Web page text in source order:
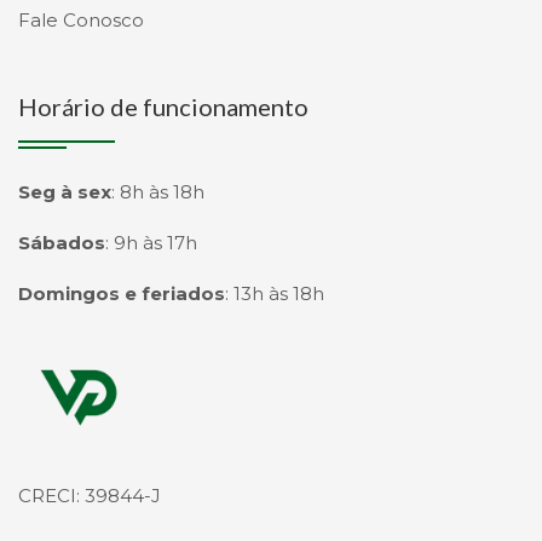
Fale Conosco
Horário de funcionamento
Seg à sex: 8h às 18h
Sábados: 9h às 17h
Domingos e feriados: 13h às 18h
Página inicial
CRECI: 39844-J